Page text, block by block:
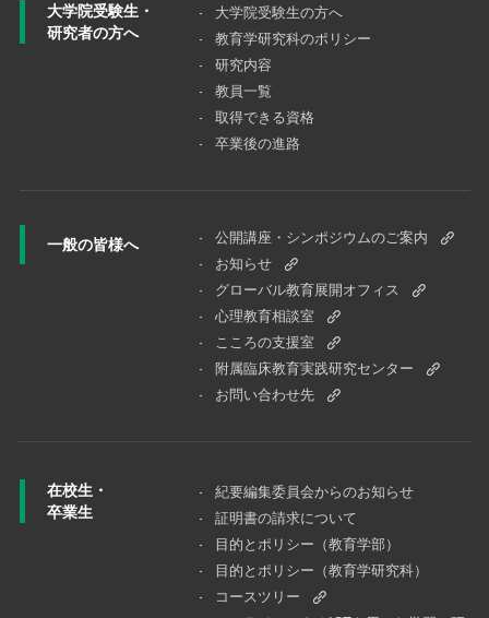
大学院受験生・
研究者の方へ
大学院受験⽣の⽅へ
教育学研究科のポリシー
研究内容
教員一覧
取得できる資格
卒業後の進路
一般の皆様へ
公開講座・シンポジウムのご案内
お知らせ
グローバル教育展開オフィス
心理教育相談室
こころの支援室
附属臨床教育実践研究センター
お問い合わせ先
在校生・
卒業生
紀要編集委員会からのお知らせ
証明書の請求について
目的とポリシー（教育学部）
目的とポリシー（教育学研究科）
コースツリー